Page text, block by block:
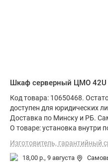
Шкаф серверный ЦМО
Код товара: 10650468.
доступен для юридических
Доставка по Минску и РБ.
О товаре: установка внутри
защиты IP20, ВхШхГ:
Изготовитель, гарантийный
18,00 р., 9 августа